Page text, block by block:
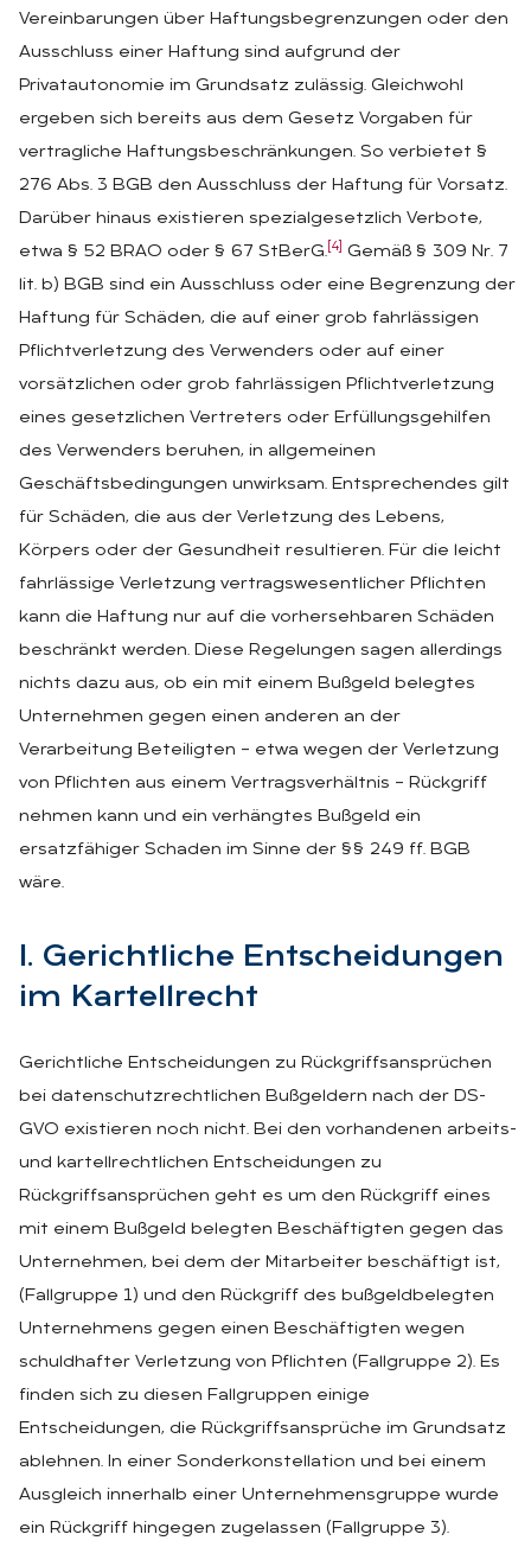
Vereinbarungen über Haftungsbegrenzungen oder den
Ausschluss einer Haftung sind aufgrund der
Privatautonomie im Grundsatz zulässig. Gleichwohl
ergeben sich bereits aus dem Gesetz Vorgaben für
vertragliche Haftungsbeschränkungen. So verbietet §
276 Abs. 3 BGB den Ausschluss der Haftung für Vorsatz.
Darüber hinaus existieren spezialgesetzlich Verbote,
etwa § 52 BRAO oder § 67 StBerG. [4]
Gemäß § 309 Nr. 7
lit. b) BGB sind ein Ausschluss oder eine Begrenzung der
Haftung für Schäden, die auf einer grob fahrlässigen
Pflichtverletzung des Verwenders oder auf einer
vorsätzlichen oder grob fahrlässigen Pflichtverletzung
eines gesetzlichen Vertreters oder Erfüllungsgehilfen
des Verwenders beruhen, in allgemeinen
Geschäftsbedingungen unwirksam. Entsprechendes gilt
für Schäden, die aus der Verletzung des Lebens,
Körpers oder der Gesundheit resultieren. Für die leicht
fahrlässige Verletzung vertragswesentlicher Pflichten
kann die Haftung nur auf die vorhersehbaren Schäden
beschränkt werden. Diese Regelungen sagen allerdings
nichts dazu aus, ob ein mit einem Bußgeld belegtes
Unternehmen gegen einen anderen an der
Verarbeitung Beteiligten – etwa wegen der Verletzung
von Pflichten aus einem Vertragsverhältnis – Rückgriff
nehmen kann und ein verhängtes Bußgeld ein
ersatzfähiger Schaden im Sinne der §§ 249 ff. BGB
wäre.
I. Ge­richt­li­che Ent­schei­dun­gen
im Kar­tell­recht
Gerichtliche Entscheidungen zu Rückgriffsansprüchen
bei datenschutzrechtlichen Bußgeldern nach der DS-
GVO existieren noch nicht. Bei den vorhandenen arbeits-
und kartellrechtlichen Entscheidungen zu
Rückgriffsansprüchen geht es um den Rückgriff eines
mit einem Bußgeld belegten Beschäftigten gegen das
Unternehmen, bei dem der Mitarbeiter beschäftigt ist,
(Fallgruppe 1) und den Rückgriff des bußgeldbelegten
Unternehmens gegen einen Beschäftigten wegen
schuldhafter Verletzung von Pflichten (Fallgruppe 2). Es
finden sich zu diesen Fallgruppen einige
Entscheidungen, die Rückgriffsansprüche im Grundsatz
ablehnen. In einer Sonderkonstellation und bei einem
Ausgleich innerhalb einer Unternehmensgruppe wurde
ein Rückgriff hingegen zugelassen (Fallgruppe 3).